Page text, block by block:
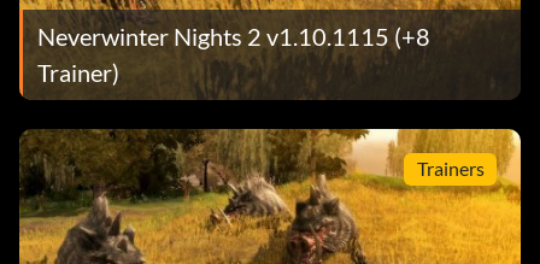
Neverwinter Nights 2 v1.10.1115 (+8
Trainer)
Trainers